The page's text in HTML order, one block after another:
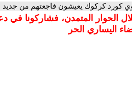
كورد كركوك يعيشون فاجعتهم من جديد
الحوار المتمدن، فشاركونا في
اليساري الحر